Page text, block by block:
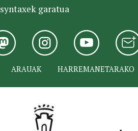
garatua
ARAUAK HARREMANETARAKO